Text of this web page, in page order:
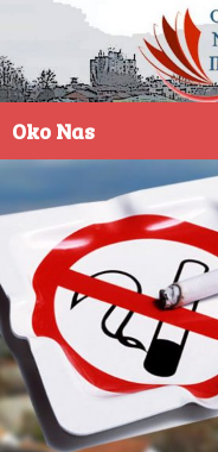
Oko Nas
SADRŽAJ